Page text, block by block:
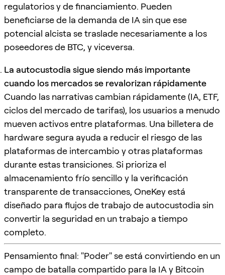
regulatorios y de financiamiento. Pueden
beneficiarse de la demanda de IA sin que ese
potencial alcista se traslade necesariamente a los
poseedores de BTC, y viceversa.
La autocustodia sigue siendo más importante
cuando los mercados se revalorizan rápidamente
Cuando las narrativas cambian rápidamente (IA, ETF,
ciclos del mercado de tarifas), los usuarios a menudo
mueven activos entre plataformas. Una billetera de
hardware segura ayuda a reducir el riesgo de las
plataformas de intercambio y otras plataformas
durante estas transiciones. Si prioriza el
almacenamiento frío sencillo y la verificación
transparente de transacciones, OneKey está
diseñado para flujos de trabajo de autocustodia sin
convertir la seguridad en un trabajo a tiempo
completo.
Pensamiento final: "Poder" se está convirtiendo en un
campo de batalla compartido para la IA y Bitcoin